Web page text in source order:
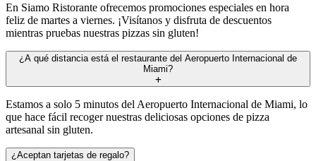
En Siamo Ristorante ofrecemos promociones especiales en hora
feliz de martes a viernes. ¡Visítanos y disfruta de descuentos
mientras pruebas nuestras pizzas sin gluten!
¿A qué distancia está el restaurante del Aeropuerto Internacional de
Miami?
Estamos a solo 5 minutos del Aeropuerto Internacional de Miami, lo
que hace fácil recoger nuestras deliciosas opciones de pizza
artesanal sin gluten.
¿Aceptan tarjetas de regalo?